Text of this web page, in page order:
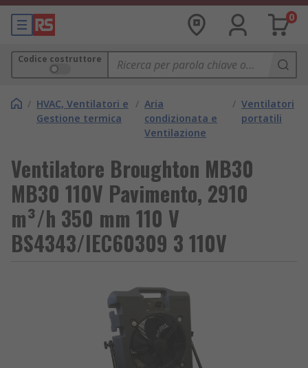
0
Codice costruttore
/ HVAC, Ventilatori e
Gestione termica
/ Aria
condizionata e
Ventilazione
/ Ventilatori
portatili
Ventilatore Broughton MB30
MB30 110V Pavimento, 2910
m³/h 350 mm 110 V
BS4343/IEC60309 3 110V